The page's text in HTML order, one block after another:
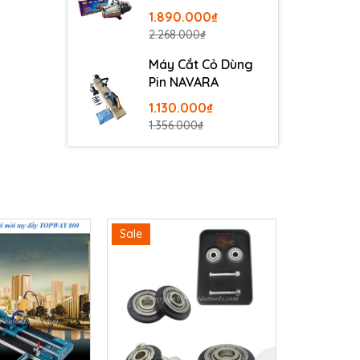
100
1.890.000₫
2.268.000₫
Máy Cắt Cỏ Dùng
Pin NAVARA
1.130.000₫
1.356.000₫
Sale